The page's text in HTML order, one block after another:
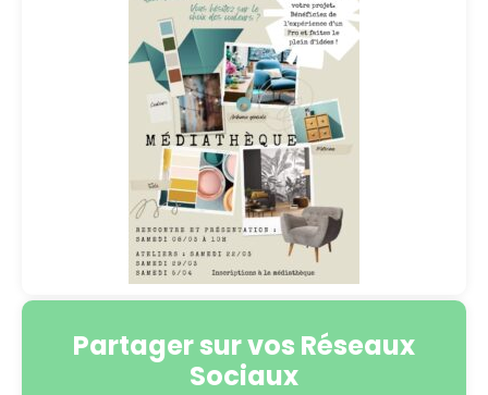
Partager sur vos Réseaux
Sociaux